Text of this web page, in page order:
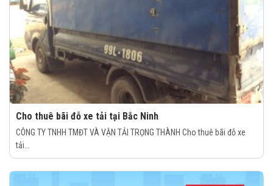
Cho thuê bãi đỗ xe tải tại Bắc Ninh
CÔNG TY TNHH TMĐT VÀ VẬN TẢI TRỌNG THÀNH Cho thuê bãi đỗ xe
tải...